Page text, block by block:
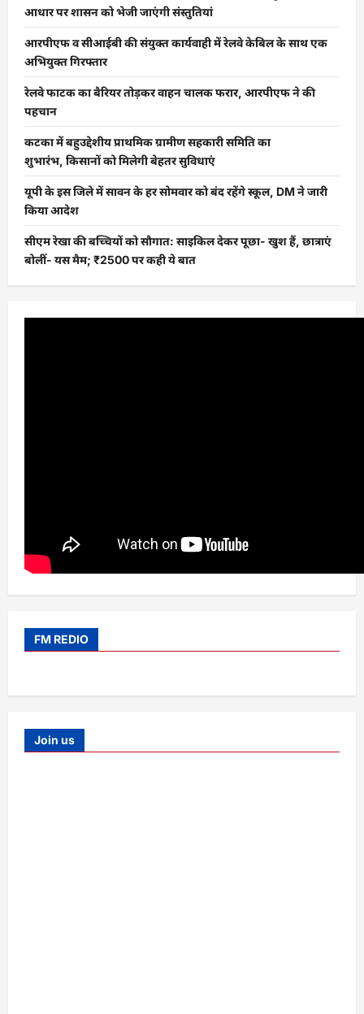
आधार पर शासन को भेजी जाएंगी संस्तुतियां
आरपीएफ व सीआईबी की संयुक्त कार्यवाही में रेलवे केबिल के साथ एक
अभियुक्त गिरफ्तार
रेलवे फाटक का बैरियर तोड़कर वाहन चालक फरार, आरपीएफ ने की
पहचान
कटका में बहुउद्देशीय प्राथमिक ग्रामीण सहकारी समिति का
शुभारंभ, किसानों को मिलेगी बेहतर सुविधाएं
यूपी के इस जिले में सावन के हर सोमवार को बंद रहेंगे स्कूल, DM ने जारी
किया आदेश
सीएम रेखा की बच्चियों को सौगात: साइकिल देकर पूछा- खुश हैं, छात्राएं
बोलीं- यस मैम; ₹2500 पर कही ये बात
FM REDIO
Join us